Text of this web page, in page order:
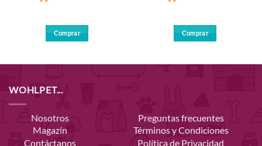
Comprar Comprar
WOHLPET...
Nosotros
Magazín
Contáctanos
Preguntas frecuentes
Términos y Condiciones
Política de Privacidad